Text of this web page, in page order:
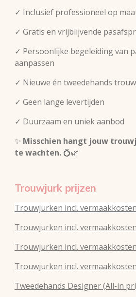
✓ Inclusief professioneel op
✓ Gratis en vrijblijvende
✓ Persoonlijke begeleiding van
aanpassen
✓ Nieuwe én tweedehands
✓ Geen lange levertijden
✓ Duurzaam en uniek aanbod
✨ Misschien hangt jouw
te wachten. 💍🌿
Trouwjurk prijzen
Trouwjurken incl.
Trouwjurken incl.
Trouwjurken incl.
Trouwjurken incl.
Tweedehands Designer (All-in